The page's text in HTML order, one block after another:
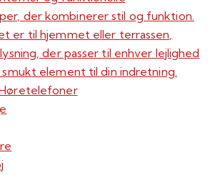
der kombinerer stil og funktion.
er til hjemmet eller terrassen,
der passer til enhver lejlighed
element til din indretning.